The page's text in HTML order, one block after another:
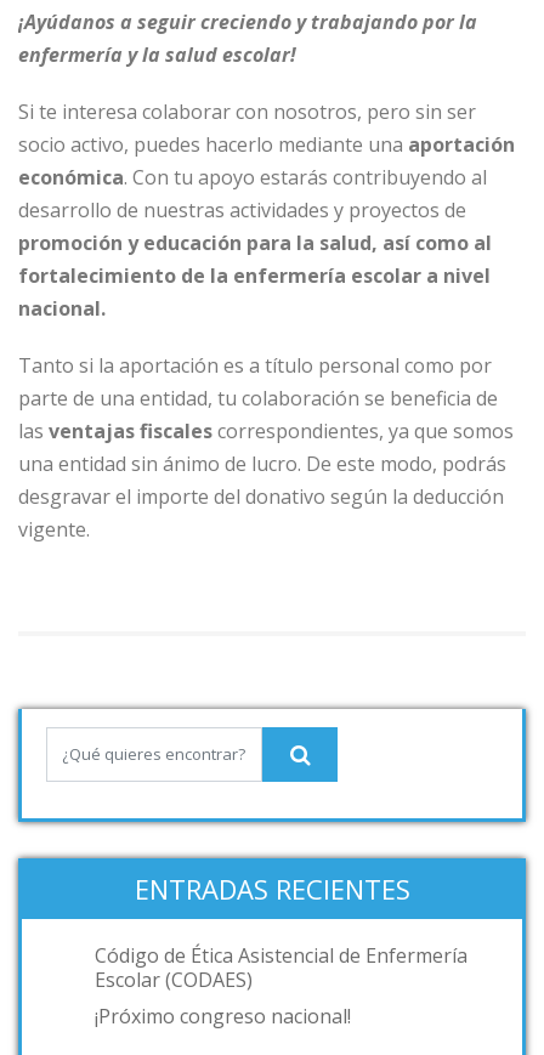
¡Ayúdanos a seguir creciendo y trabajando por la
enfermería y la salud escolar!
Si te interesa colaborar con nosotros, pero sin ser
socio activo, puedes hacerlo mediante una aportación
económica. Con tu apoyo estarás contribuyendo al
desarrollo de nuestras actividades y proyectos de
promoción y educación para la salud, así como al
fortalecimiento de la enfermería escolar a nivel
nacional.
Tanto si la aportación es a título personal como por
parte de una entidad, tu colaboración se beneficia de
las ventajas fiscalescorrespondientes, ya que somos
una entidad sin ánimo de lucro. De este modo, podrás
desgravar el importe del donativo según la deducción
vigente.
ENTRADAS RECIENTES
Código de Ética Asistencial de Enfermería
Escolar (CODAES)
¡Próximo congreso nacional!